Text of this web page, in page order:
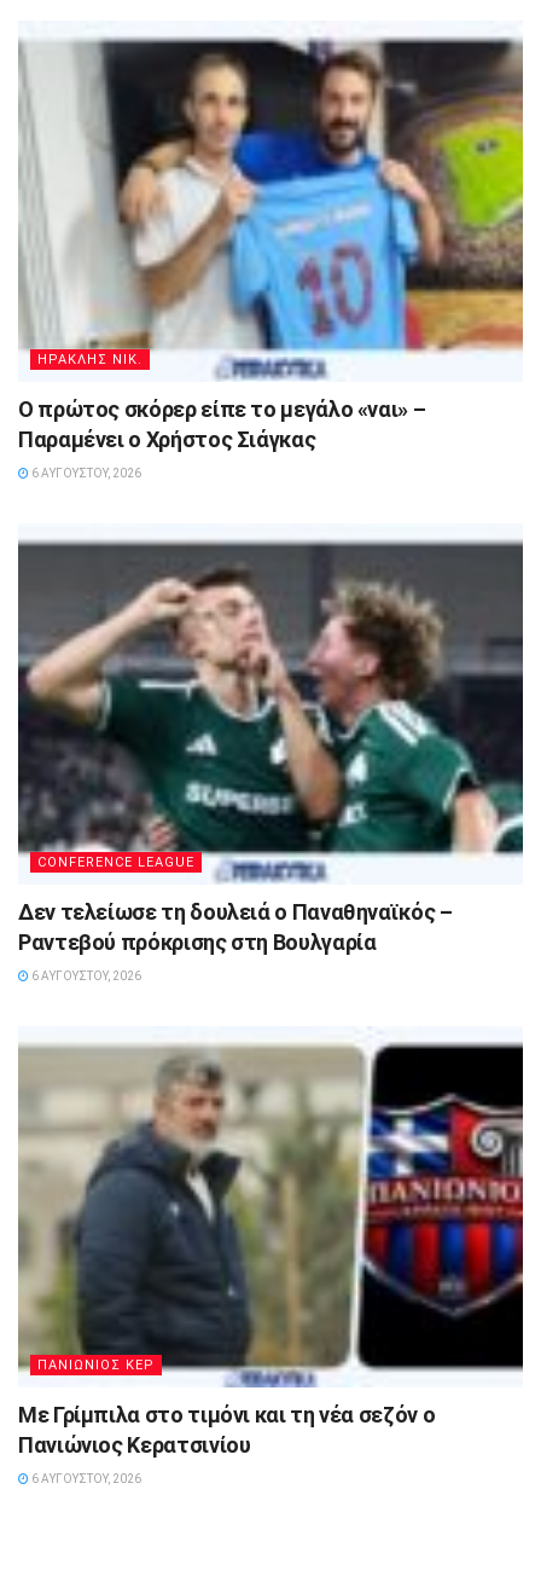
ΗΡΑΚΛΗΣ ΝΙΚ.
Ο πρώτος σκόρερ είπε το μεγάλο «ναι» –
Παραμένει ο Χρήστος Σιάγκας
6 ΑΥΓΟΎΣΤΟΥ, 2026
CONFERENCE LEAGUE
Δεν τελείωσε τη δουλειά ο Παναθηναϊκός –
Ραντεβού πρόκρισης στη Βουλγαρία
6 ΑΥΓΟΎΣΤΟΥ, 2026
ΠΑΝΙΩΝΙΟΣ ΚΕΡ
Με Γρίμπιλα στο τιμόνι και τη νέα σεζόν ο
Πανιώνιος Κερατσινίου
6 ΑΥΓΟΎΣΤΟΥ, 2026